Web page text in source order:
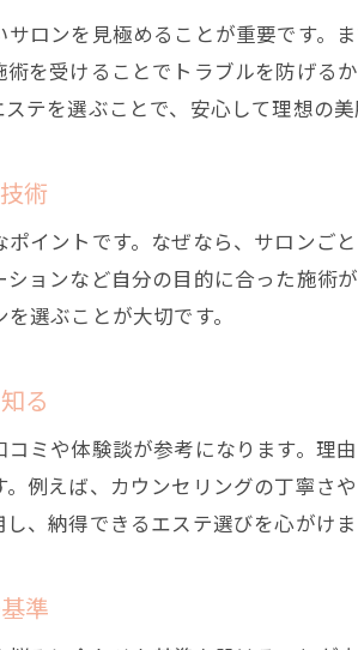
エステの効果を持続
仕事帰りにエステを取
エステの継続利用で
心身を整える兵庫県エ
ロンを見極めることが重要です。
を受けることでトラブルを防げ
テを選ぶことで、安心して理想の美
術
イントです。なぜなら、サロンご
ョンなど自分の目的に合った施
選ぶことが大切です。
る
ミや体験談が参考になります。
例えば、カウンセリングの丁寧さ
、納得できるエステ選びを心がけま
準